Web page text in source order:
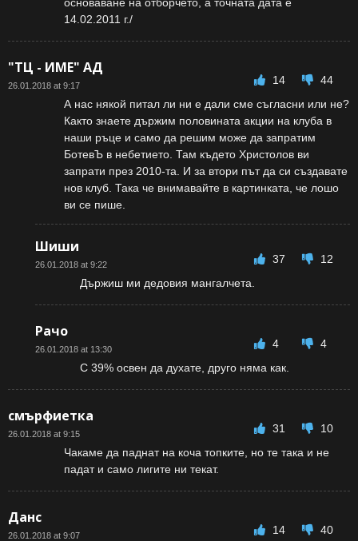
14.02.2011 г./
"ТЦ - ИМЕ" АД
26.01.2018 at 9:17 14
44
А нас някой питал ли ни е дали сме съгласни или не?
Както знаете държим половината акции на клуба в
наши ръце и само да решим може да запратим
БотевЪ в небетието. Там където Христолов ви
запрати през 2010-та. И за втори път да си създавате
нов клуб. Така че внимавайте в картинката, че лошо
ви се пише.
Шиши
26.01.2018 at 9:22 37
12
Държиш ми дедовия мангалчета.
Рачо
26.01.2018 at 13:30 4
4
С 39% освен да духате, друго няма как.
смърфиетка
26.01.2018 at 9:15 31
10
Чакаме да паднат на коча топките, но те така и не
падат и само лигите ни текат.
Данс
26.01.2018 at 9:07 14
40